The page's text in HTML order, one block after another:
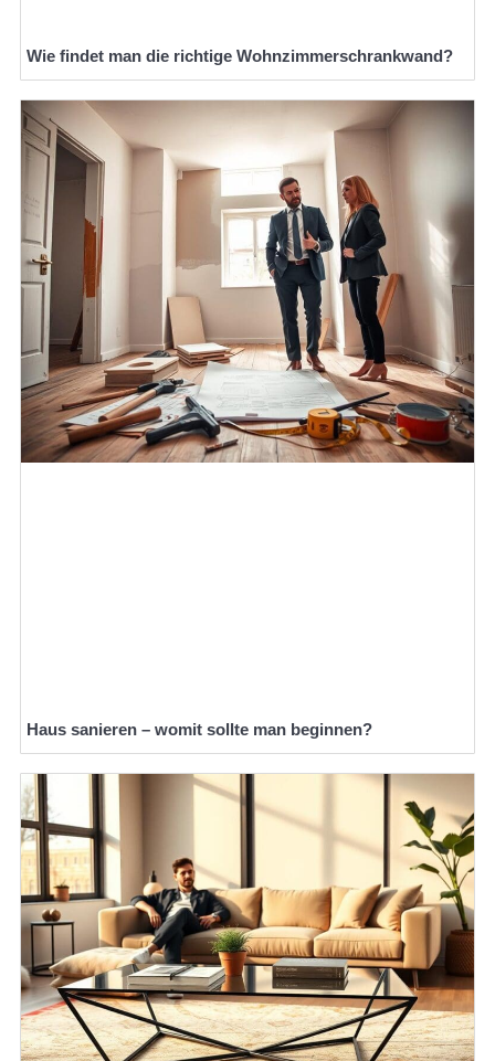
Wie findet man die richtige Wohnzimmerschrankwand?
Haus sanieren – womit sollte man beginnen?